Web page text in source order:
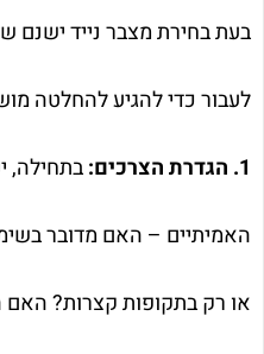
בעת בחירת מצבר נייד
לעבור כדי להגיע להחלטה
1. הגדרת הצרכים: בתחילה,
האמיתיים – האם מדובר
או רק בתקופות קצרות?